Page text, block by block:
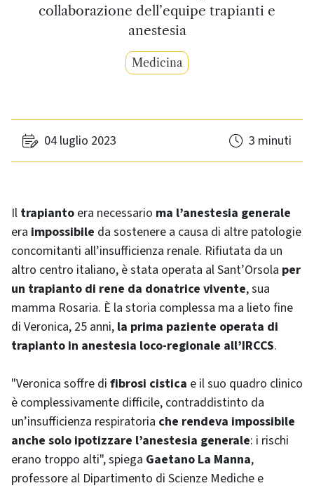
collaborazione dell’equipe trapianti e
anestesia
Medicina
04 luglio 2023 3 minuti
Il trapianto era necessario ma l’anestesia generale
era impossibile da sostenere a causa di altre patologie
concomitanti all’insufficienza renale. Rifiutata da un
altro centro italiano, è stata operata al Sant’Orsola per
un trapianto di rene da donatrice vivente, sua
mamma Rosaria. È la storia complessa ma a lieto fine
di Veronica, 25 anni, la prima paziente operata di
trapianto in anestesia loco-regionale all’IRCCS.
"Veronica soffre di fibrosi cistica e il suo quadro clinico
è complessivamente difficile, contraddistinto da
un’insufficienza respiratoria che rendeva impossibile
anche solo ipotizzare l’anestesia generale: i rischi
erano troppo alti", spiega Gaetano La Manna,
professore al Dipartimento di Scienze Mediche e